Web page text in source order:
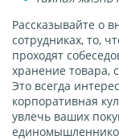
Рассказывайте о
сотрудниках, то,
проходят
хранение товара,
Это всегда
корпоративная
увлечь ваших